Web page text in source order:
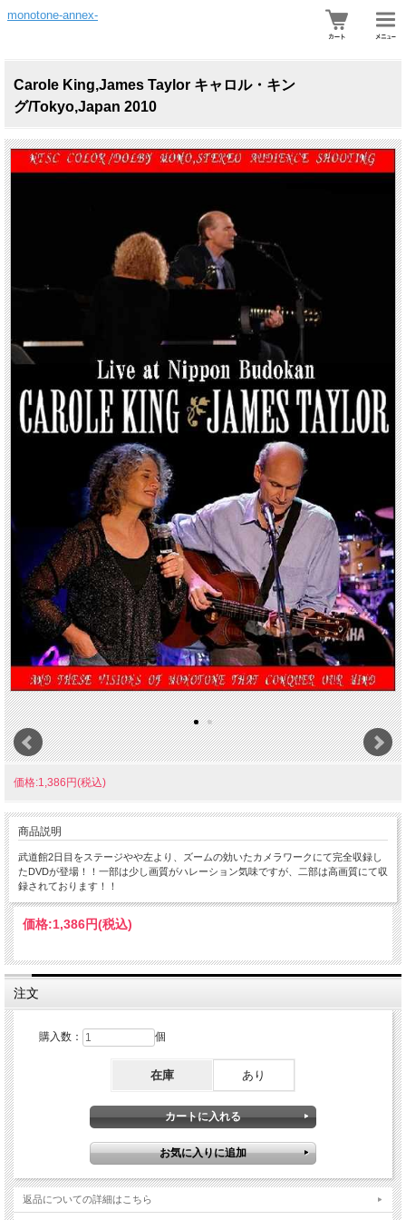
monotone-annex-
Carole King,James Taylor キャロル・キン
グ/Tokyo,Japan 2010
価格:1,386円(税込)
商品説明
武道館2日目をステージやや左より、ズームの効いたカメラワークにて完全収録し
たDVDが登場！！一部は少し画質がハレーション気味ですが、二部は高画質にて収
録されております！！
価格:1,386円(税込)
注文
購入数： 個
在庫 あり
返品についての詳細はこちら